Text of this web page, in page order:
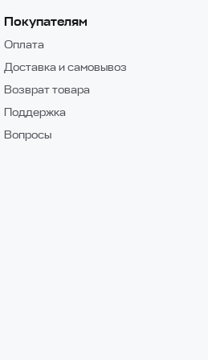
Покупателям
Оплата
Доставка и самовывоз
Возврат товара
Поддержка
Вопросы